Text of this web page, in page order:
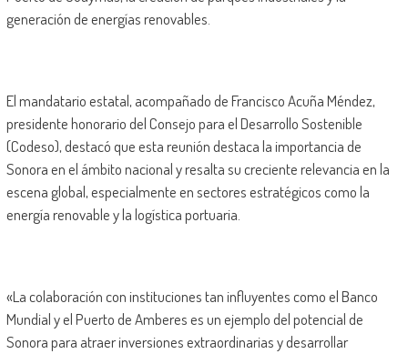
generación de energías renovables.
El mandatario estatal, acompañado de Francisco Acuña Méndez,
presidente honorario del Consejo para el Desarrollo Sostenible
(Codeso), destacó que esta reunión destaca la importancia de
Sonora en el ámbito nacional y resalta su creciente relevancia en la
escena global, especialmente en sectores estratégicos como la
energía renovable y la logística portuaria.
«La colaboración con instituciones tan influyentes como el Banco
Mundial y el Puerto de Amberes es un ejemplo del potencial de
Sonora para atraer inversiones extraordinarias y desarrollar